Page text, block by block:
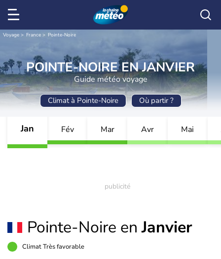
Voyage France Pointe-Noire
POINTE-NOIRE EN JANVIER
Guide météo voyage
Climat à Pointe-Noire Où partir ?
Jan Fév Mar Avr Mai
Pointe-Noire enJanvier
Climat Très favorable